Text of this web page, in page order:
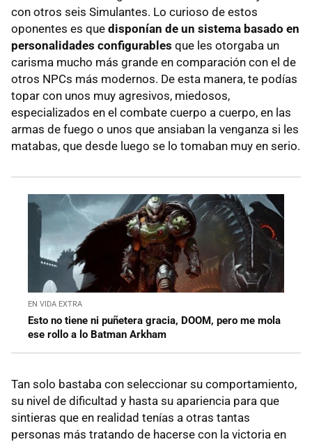
con otros seis Simulantes. Lo curioso de estos
oponentes es que disponían de un sistema basado en
personalidades configurables que les otorgaba un
carisma mucho más grande en comparación con el de
otros NPCs más modernos. De esta manera, te podías
topar con unos muy agresivos, miedosos,
especializados en el combate cuerpo a cuerpo, en las
armas de fuego o unos que ansiaban la venganza si les
matabas, que desde luego se lo tomaban muy en serio.
EN VIDA EXTRA
Esto no tiene ni puñetera gracia, DOOM, pero me mola
ese rollo a lo Batman Arkham
Tan solo bastaba con seleccionar su comportamiento,
su nivel de dificultad y hasta su apariencia para que
sintieras que en realidad tenías a otras tantas
personas más tratando de hacerse con la victoria en